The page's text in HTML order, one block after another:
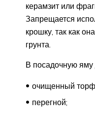
керамзит или
Запрещается
крошку, так как
грунта.
В посадочную яму
очищенный
перегной;